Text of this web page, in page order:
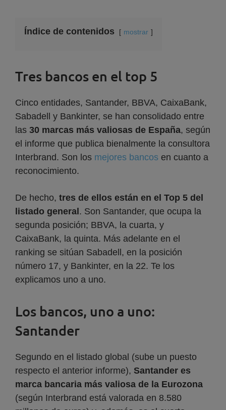
Índice de contenidos mostrar
Tres bancos en el top 5
Cinco entidades, Santander, BBVA, CaixaBank,
Sabadell y Bankinter, se han consolidado entre
las 30 marcas más valiosas de España, según
el informe que publica bienalmente la consultora
Interbrand. Son los mejores bancos en cuanto a
reconocimiento.
De hecho, tres de ellos están en el Top 5 del
listado general . Son Santander, que ocupa la
segunda posición; BBVA, la cuarta, y
CaixaBank, la quinta. Más adelante en el
ranking se sitúan Sabadell, en la posición
número 17, y Bankinter, en la 22. Te los
explicamos uno a uno.
Los bancos, uno a uno:
Santander
Segundo en el listado global (sube un puesto
respecto el anterior informe), Santander es
marca bancaria más valiosa de la Eurozona
(según Interbrand está valorada en 8.580